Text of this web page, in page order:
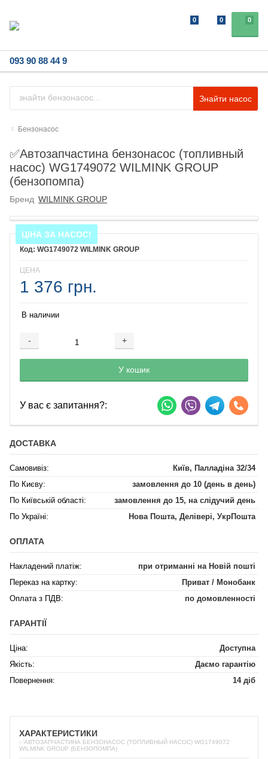
0
0 0
093 90 88 44 9
Знайти насос
Бензонасос
✅Автозапчастина бензонасос (топливный
насос) WG1749072 WILMINK GROUP
(бензопомпа)
Бренд WILMINK GROUP
ЦІНА ЗА НАСОС!
WG1749072 WILMINK GROUP
ЦЕНА
1 376 грн.
В наличии
- +
Добавляется...
У кошик
Добавлен
У вас є запитання?:
ДОСТАВКА
Самовивіз:
Київ, Палладіна 32/34
По Києву:
замовлення до 10 (день в день)
По Київській області:
замовлення до 15, на слідучий день
По Україні:
Нова Пошта, Делівері, УкрПошта
ОПЛАТА
Накладений платіж:
при отриманні на Новій пошті
Переказ на картку:
Приват / Монобанк
Оплата з ПДВ:
по домовленності
ГАРАНТІЇ
Ціна:
Доступна
Якість:
Даємо гарантію
Повернення:
14 діб
ХАРАКТЕРИСТИКИ
✅АВТОЗАПЧАСТИНА БЕНЗОНАСОС (ТОПЛИВНЫЙ НАСОС) WG1749072
WILMINK GROUP (БЕНЗОПОМПА)